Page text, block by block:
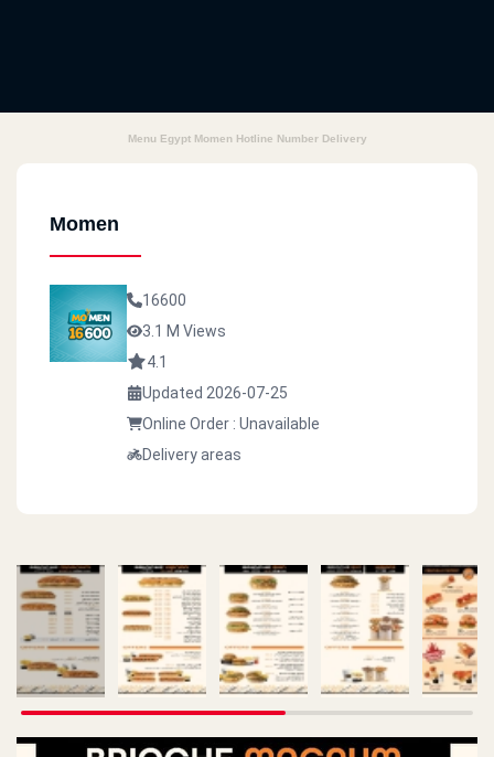
Menu Egypt Momen Hotline Number Delivery
Momen
16600
3.1 M Views
4.1
Updated 2026-07-25
Online Order : Unavailable
Delivery areas